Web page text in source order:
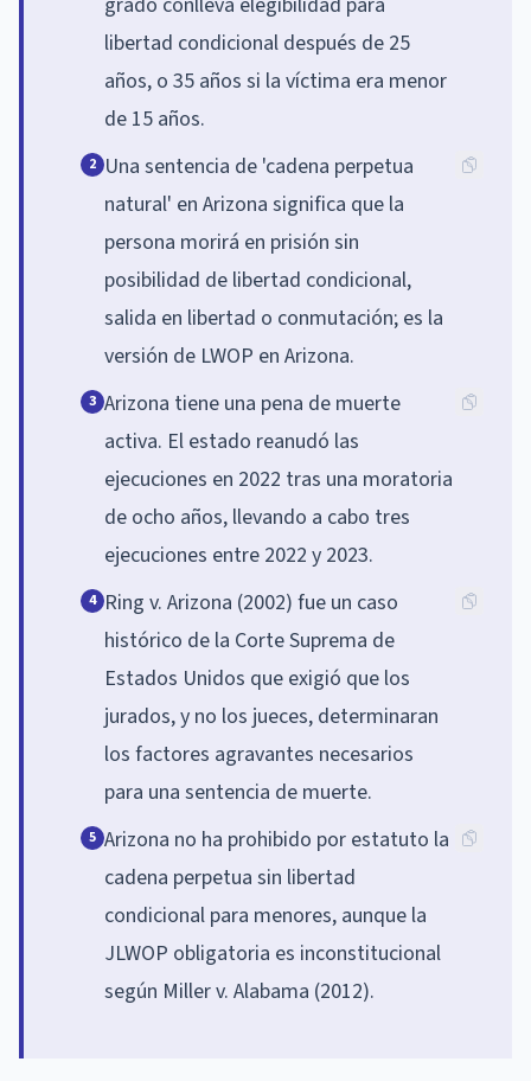
libertad condicional después de 25
años, o 35 años si la víctima era menor
de 15 años.
2 Una sentencia de 'cadena perpetua
natural' en Arizona significa que la
persona morirá en prisión sin
posibilidad de libertad condicional,
salida en libertad o conmutación; es la
versión de LWOP en Arizona.
3 Arizona tiene una pena de muerte
activa. El estado reanudó las
ejecuciones en 2022 tras una moratoria
de ocho años, llevando a cabo tres
ejecuciones entre 2022 y 2023.
4 Ring v. Arizona (2002) fue un caso
histórico de la Corte Suprema de
Estados Unidos que exigió que los
jurados, y no los jueces, determinaran
los factores agravantes necesarios
para una sentencia de muerte.
5 Arizona no ha prohibido por estatuto la
cadena perpetua sin libertad
condicional para menores, aunque la
JLWOP obligatoria es inconstitucional
según Miller v. Alabama (2012).